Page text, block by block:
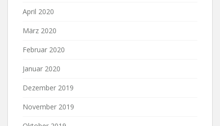
April 2020
März 2020
Februar 2020
Januar 2020
Dezember 2019
November 2019